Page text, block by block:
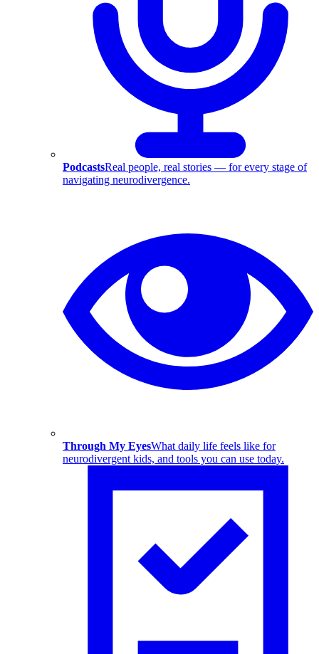
PodcastsReal people, real stories — for every stage of
navigating neurodivergence.
Through My EyesWhat daily life feels like for
neurodivergent kids, and tools you can use today.